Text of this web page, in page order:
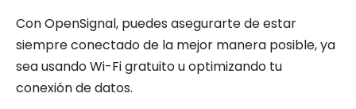
Con OpenSignal, puedes asegurarte de estar
siempre conectado de la mejor manera posible, ya
sea usando Wi-Fi gratuito u optimizando tu
conexión de datos.